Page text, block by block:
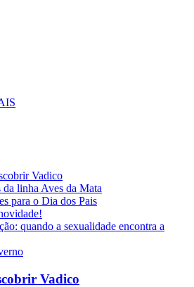
Vadico
linha Aves da Mata
para o Dia dos Pais
quando a sexualidade encontra a
Vadico